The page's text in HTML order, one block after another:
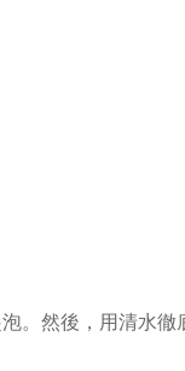
。然後，用清水徹